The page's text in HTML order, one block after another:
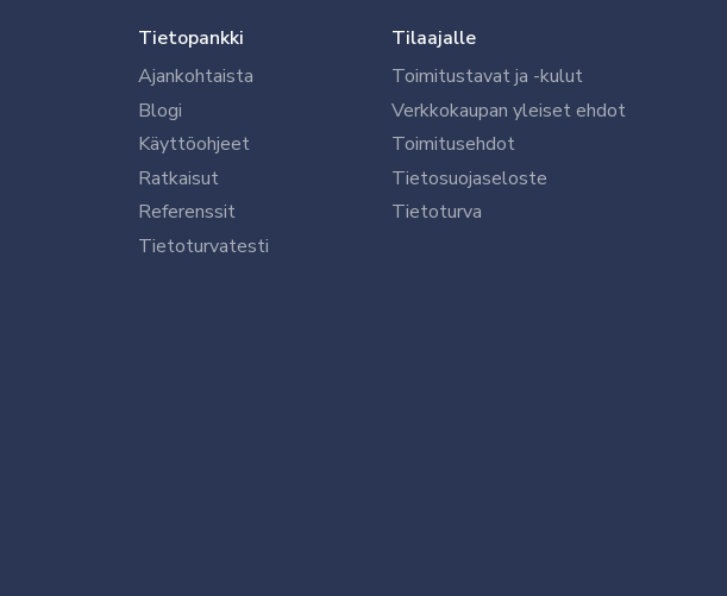
Tietopankki
Ajankohtaista
Blogi
Käyttöohjeet
Ratkaisut
Referenssit
Tietoturvatesti
Tilaajalle
Toimitustavat ja -kulut
Verkkokaupan yleiset ehdot
Toimitusehdot
Tietosuojaseloste
Tietoturva